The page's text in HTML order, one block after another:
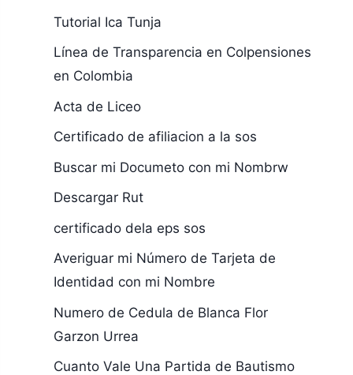
Tutorial Ica Tunja
Línea de Transparencia en Colpensiones
en Colombia
Acta de Liceo
Certificado de afiliacion a la sos
Buscar mi Documeto con mi Nombrw
Descargar Rut
certificado dela eps sos
Averiguar mi Número de Tarjeta de
Identidad con mi Nombre
Numero de Cedula de Blanca Flor
Garzon Urrea
Cuanto Vale Una Partida de Bautismo